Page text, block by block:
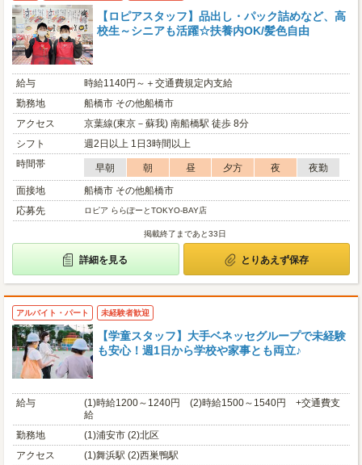
【ロピアスタッフ】品出し・パック詰めなど、高
校生～シニアも活躍☆扶養内OK/髪色自由
給与
時給1140円～＋交通費規定内支給
勤務地
船橋市 その他船橋市
アクセス
京葉線(東京－蘇我) 南船橋駅 徒歩 8分
シフト
週2日以上 1日3時間以上
時間帯
早朝 朝 昼 夕方 夜
夜勤
面接地
船橋市 その他船橋市
応募先
ロピア ららぽーとTOKYO-BAY店
掲載終了まであと33日
詳細を見る とりあえず保存
アルバイト・パート 未経験者歓迎
【学童スタッフ】大手ベネッセグループで未経験
も安心！週1日から学校や家事とも両立♪
給与
(1)時給1200～1240円 (2)時給1500～1540円 +交通費支
給
勤務地
(1)浦安市 (2)北区
アクセス
(1)舞浜駅 (2)西巣鴨駅